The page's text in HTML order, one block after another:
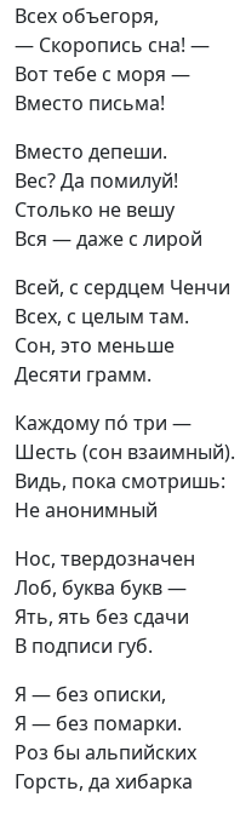
Всех объегоря,
— Скоропись сна! —
Вот тебе с моря —
Вместо письма!
Вместо депеши.
Вес? Да помилуй!
Столько не вешу
Вся — даже с лирой
Всей, с сердцем Ченчи
Всех, с целым там.
Сон, это меньше
Десяти грамм.
Каждому по́ три —
Шесть (сон взаимный).
Видь, пока смотришь:
Не анонимный
Нос, твердозначен
Лоб, буква букв —
Ять, ять без сдачи
В подписи губ.
Я — без описки,
Я — без помарки.
Роз бы альпийских
Горсть, да хибарка